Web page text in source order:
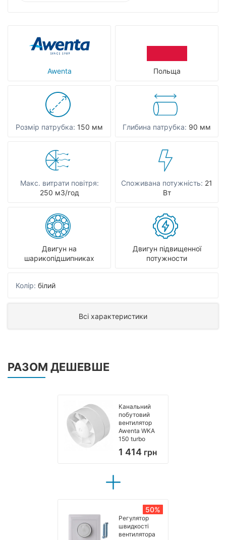
Awenta Польща
Розмір патрубка: 150 мм Глибина патрубка: 90 мм
Макс. витрати повітря:
250 мЗ/год
Споживана потужність: 21
Вт
Двигун на
шарикопідшипниках
Двигун підвищенної
потужности
Колір: білий
Всі характеристики
РАЗОМ ДЕШЕВШЕ
Канальний
побутовий
вентилятор
Awenta WKA
150 turbo
1 414 грн
50%
Регулятор
швидкості
вентилятора